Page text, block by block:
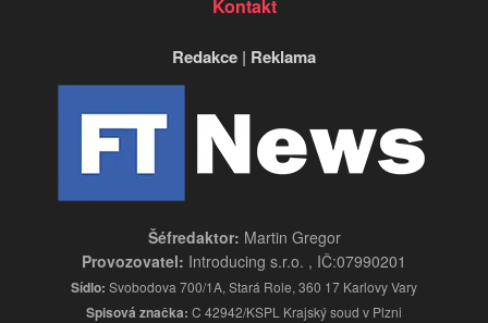
Kontakt
Redakce | Reklama
Šéfredaktor: Martin Gregor
Provozovatel: Introducing s.r.o. , IČ:07990201
Sídlo: Svobodova 700/1A, Stará Role, 360 17 Karlovy Vary
Spisová značka: C 42942/KSPL Krajský soud v Plzni